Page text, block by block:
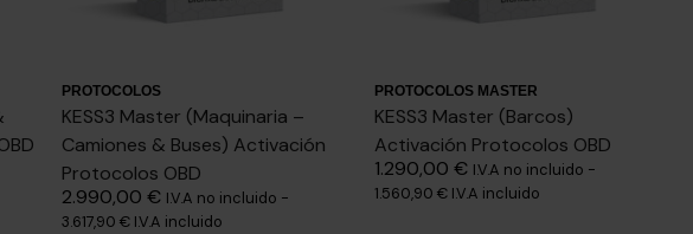
PROTOCOLOS
KESS3 Master (Maquinaria –
Camiones & Buses) Activación
Protocolos OBD
2.990,00€ I.V.A no incluido -
3.617,90€ I.V.A incluido
PROTOCOLOS MASTER
KESS3 Master (Barcos)
Activación Protocolos OBD
1.290,00€ I.V.A no incluido -
1.560,90€ I.V.A incluido